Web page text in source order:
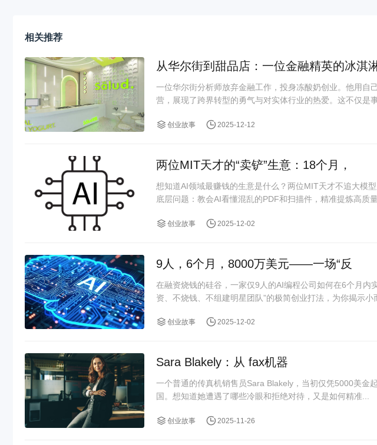
相关推荐
从华尔街到甜品店：一位金融精英的冰淇
一位华尔街分析师放弃金融工作，投身冻酸奶创业。他用自
营，展现了跨界转型的勇气与对实体行业的热爱。这不仅是
创业故事 2025-12-12
两位MIT天才的“卖铲”生意：18个月，
想知道AI领域最赚钱的生意是什么？两位MIT天才不追大模
底层问题：教会AI看懂混乱的PDF和扫描件，精准提炼高质量
创业故事 2025-12-02
9人，6个月，8000万美元——一场“反
在融资烧钱的硅谷，一家仅9人的AI编程公司如何在6个月内
资、不烧钱、不组建明星团队”的极简创业打法，为你揭示小
创业故事 2025-12-02
Sara Blakely：从 fax机器
一个普通的传真机销售员Sara Blakely，当初仅凭5000美金
国。想知道她遭遇了哪些冷眼和拒绝对待，又是如何精准...
创业故事 2025-11-26